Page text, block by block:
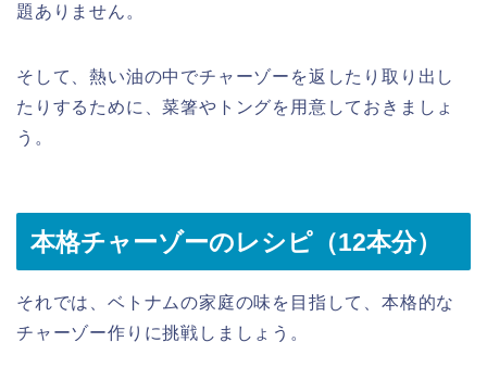
題ありません。
そして、熱い油の中でチャーゾーを返したり取り出し
たりするために、菜箸やトングを用意しておきましょ
う。
本格チャーゾーのレシピ（12本分）
それでは、ベトナムの家庭の味を目指して、本格的な
チャーゾー作りに挑戦しましょう。